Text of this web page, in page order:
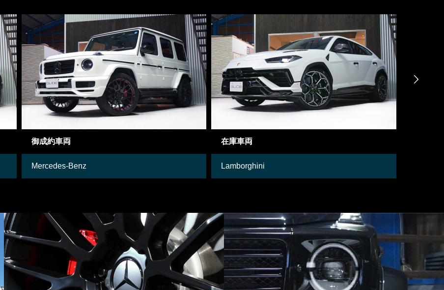
御成約車両
Mercedes-Benz
在庫車両
Lamborghini
